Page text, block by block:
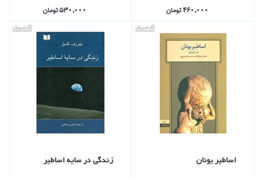
460,000 تومان 530,000 تومان
اساطير يونان زندگي در سايه اساطير